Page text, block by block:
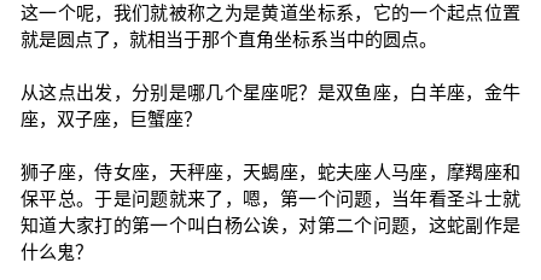
这一个呢，我们就被称之为是黄道坐标系，它的一个起点位置
就是圆点了，就相当于那个直角坐标系当中的圆点。
从这点出发，分别是哪几个星座呢？是双鱼座，白羊座，金牛
座，双子座，巨蟹座？
狮子座，侍女座，天秤座，天蝎座，蛇夫座人马座，摩羯座和
保平总。于是问题就来了，嗯，第一个问题，当年看圣斗士就
知道大家打的第一个叫白杨公诶，对第二个问题，这蛇副作是
什么鬼？